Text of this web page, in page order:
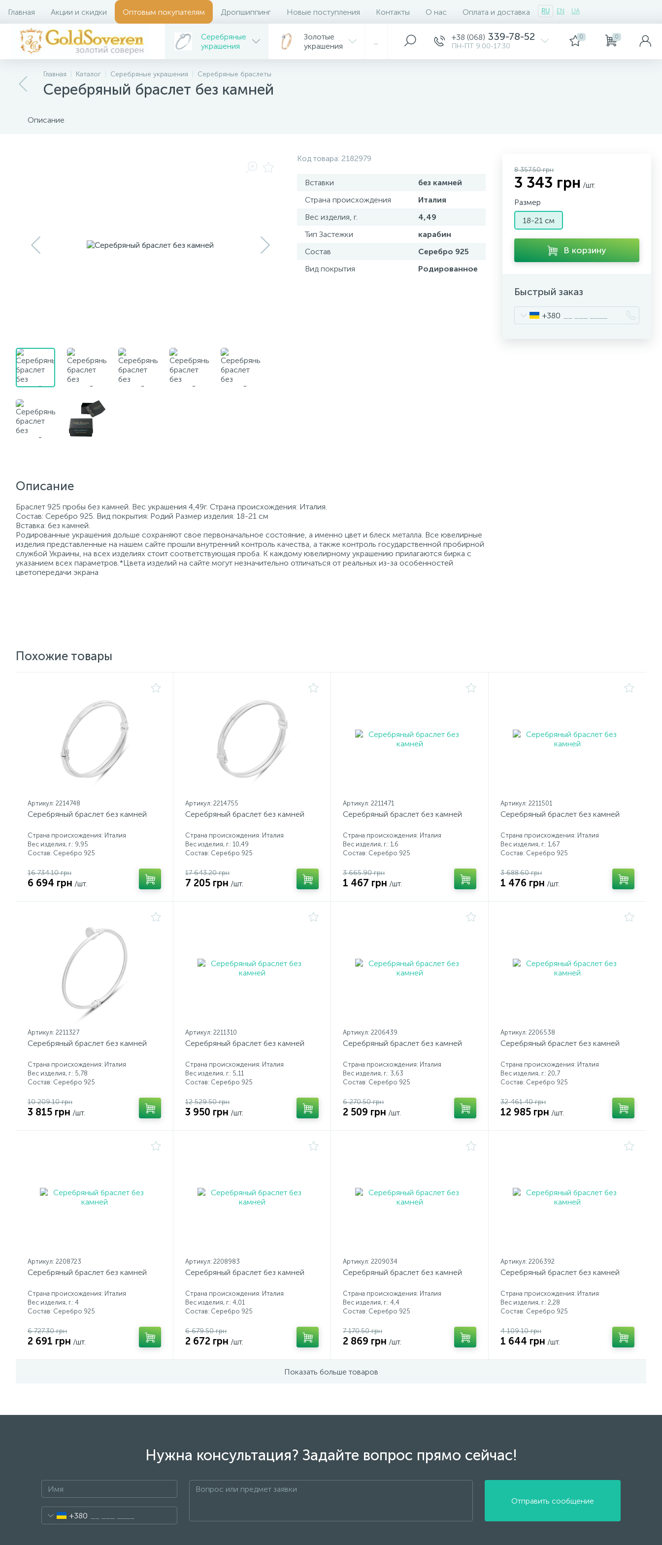
Главная Акции и скидки Оптовым покупателям Дропшиппинг Новые поступления Контакты О нас Оплата и доставка RU EN UA
Серебряные
украшения
Золотые
украшения
+38 (068) 339-78-52
ПН-ПТ 9:00-17:30
0 0
Главная Каталог Серебряные украшения Серебряные браслеты
Серебряный браслет без камней
Описание
Код товара: 2182979
Вставки
без камней
Страна происхождения
Италия
Вес изделия, г.
4,49
Тип Застежки
карабин
Состав
Серебро 925
Вид покрытия
Родированное
Описание
Браслет 925 пробы без камней. Вес украшения 4,49г. Страна происхождения: Италия.
Состав: Серебро 925. Вид покрытия: Родий Размер изделия: 18-21 см
Вставка: без камней.
Родированные украшения дольше сохраняют свое первоначальное состояние, а именно цвет и блеск металла. Все ювелирные
изделия представленные на нашем сайте прошли внутренний контроль качества, а также контроль государственной пробирной
службой Украины, на всех изделиях стоит соответствующая проба. К каждому ювелирному украшению прилагаются бирка с
указанием всех параметров.*Цвета изделий на сайте могут незначительно отличаться от реальных из-за особенностей
цветопередачи экрана
8 357.50 грн
3 343 грн /шт.
Размер
18-21 см
В корзину
Быстрый заказ
+380
Похожие товары
Артикул: 2214748
Серебряный браслет без камней
Страна происхождения: Италия
Вес изделия, г.: 9,95
Состав: Серебро 925
16 734.10 грн
6 694 грн /шт.
Артикул: 2214755
Серебряный браслет без камней
Страна происхождения: Италия
Вес изделия, г.: 10,49
Состав: Серебро 925
17 643.20 грн
7 205 грн /шт.
Артикул: 2211471
Серебряный браслет без камней
Страна происхождения: Италия
Вес изделия, г.: 1,6
Состав: Серебро 925
3 665.90 грн
1 467 грн /шт.
Артикул: 2211501
Серебряный браслет без камней
Страна происхождения: Италия
Вес изделия, г.: 1,67
Состав: Серебро 925
3 688.60 грн
1 476 грн /шт.
Артикул: 2211327
Серебряный браслет без камней
Страна происхождения: Италия
Вес изделия, г.: 5,78
Состав: Серебро 925
10 209.10 грн
3 815 грн /шт.
Артикул: 2211310
Серебряный браслет без камней
Страна происхождения: Италия
Вес изделия, г.: 5,11
Состав: Серебро 925
12 529.50 грн
3 950 грн /шт.
Артикул: 2206439
Серебряный браслет без камней
Страна происхождения: Италия
Вес изделия, г.: 3,63
Состав: Серебро 925
6 270.50 грн
2 509 грн /шт.
Артикул: 2206538
Серебряный браслет без камней
Страна происхождения: Италия
Вес изделия, г.: 20,7
Состав: Серебро 925
32 461.40 грн
12 985 грн /шт.
Артикул: 2208723
Серебряный браслет без камней
Страна происхождения: Италия
Вес изделия, г.: 4
Состав: Серебро 925
6 727.30 грн
2 691 грн /шт.
Артикул: 2208983
Серебряный браслет без камней
Страна происхождения: Италия
Вес изделия, г.: 4,01
Состав: Серебро 925
6 679.50 грн
2 672 грн /шт.
Артикул: 2209034
Серебряный браслет без камней
Страна происхождения: Италия
Вес изделия, г.: 4,4
Состав: Серебро 925
7 170.50 грн
2 869 грн /шт.
Артикул: 2206392
Серебряный браслет без камней
Страна происхождения: Италия
Вес изделия, г.: 2,28
Состав: Серебро 925
4 109.10 грн
1 644 грн /шт.
Показать больше товаров
Нужна консультация? Задайте вопрос прямо сейчас!
+380
Отправить сообщение